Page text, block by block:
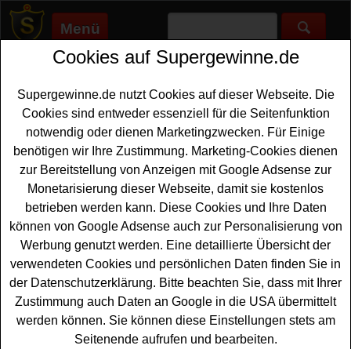
Menü
Supergewinne.de>Gewinnspiele>Sonstige Gewinnspiele
Anzeige:
Anzeige:
Kinder-Tipps Adventskalender
Gewinnspiel - tolle Preise
gewinnen
Wer in der Vorweihnachtszeit gern schöne
Überraschungen undSachpreise gewinnenmöchten,
sollte sich das Kinder-Tipps Adventskalander
Gewinnspiel 2024 unbedingt genauer anschauen. Jeden
Tag wartet hinter den Türchen des Online-
Cookies auf Supergewinne.de
Supergewinne.de nutzt Cookies auf dieser Webseite. Die
Cookies sind entweder essenziell für die Seitenfunktion
notwendig oder dienen Marketingzwecken. Für Einige
benötigen wir Ihre Zustimmung. Marketing-Cookies dienen
zur Bereitstellung von Anzeigen mit Google Adsense zur
Monetarisierung dieser Webseite, damit sie kostenlos
betrieben werden kann. Diese Cookies und Ihre Daten
können von Google Adsense auch zur Personalisierung von
Werbung genutzt werden. Eine detaillierte Übersicht der
verwendeten Cookies und persönlichen Daten finden Sie in
der Datenschutzerklärung. Bitte beachten Sie, dass mit Ihrer
Zustimmung auch Daten an Google in die USA übermittelt
werden können. Sie können diese Einstellungen stets am
Seitenende aufrufen und bearbeiten.